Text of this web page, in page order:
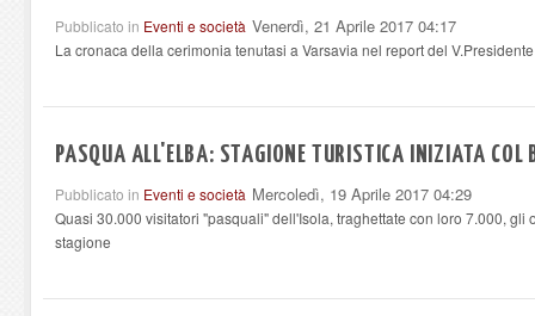
Pubblicato in Eventi e società Venerdì, 21 Aprile 2017 04:17
La cronaca della cerimonia tenutasi a Varsavia nel report del
PASQUA ALL'ELBA: STAGIONE TURISTICA INIZIATA COL
Pubblicato in Eventi e società Mercoledì, 19 Aprile 2017 04:29
Quasi 30.000 visitatori "pasquali" dell'Isola, traghettate con loro 7.000,
stagione